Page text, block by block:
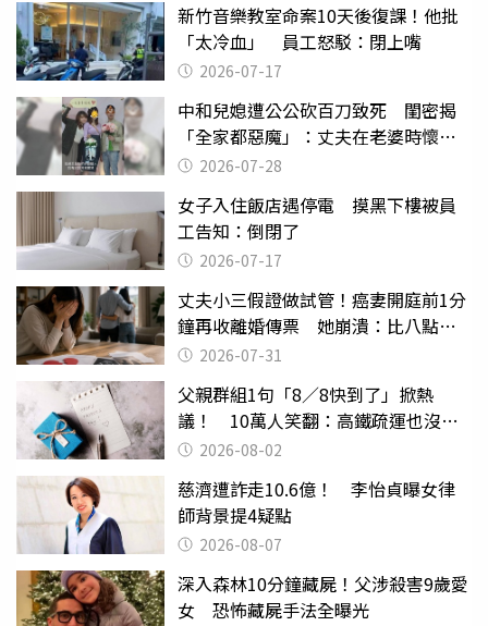
新竹音樂教室命案10天後復課！他批
「太冷血」 員工怒駁：閉上嘴
2026-07-17
中和兒媳遭公公砍百刀致死 閨密揭
「全家都惡魔」：丈夫在老婆時懷孕
摔東西
2026-07-28
女子入住飯店遇停電 摸黑下樓被員
工告知：倒閉了
2026-07-17
丈夫小三假證做試管！癌妻開庭前1分
鐘再收離婚傳票 她崩潰：比八點檔
還扯2026-07-31
父親群組1句「8／8快到了」掀熱
議！ 10萬人笑翻：高鐵疏運也沒列
父親節
2026-08-02
慈濟遭詐走10.6億！ 李怡貞曝女律
師背景提4疑點
2026-08-07
深入森林10分鐘藏屍！父涉殺害9歲愛
女 恐怖藏屍手法全曝光